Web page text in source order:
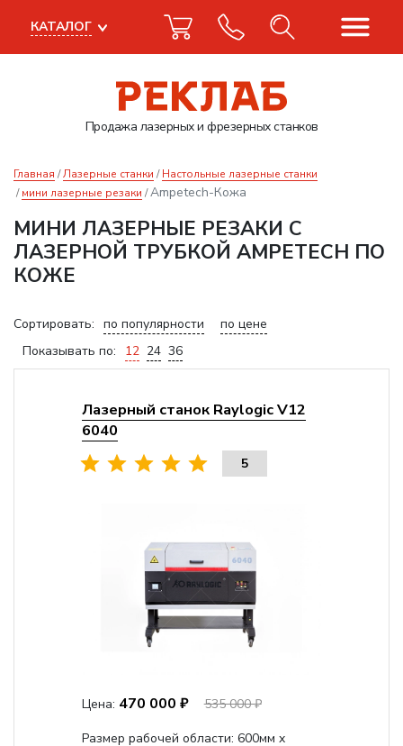
Продажа лазерныхи фрезерных станков
КАТАЛОГ
Главная Лазерные станки
Настольные лазерные станки
мини лазерные резаки
Ampetech-Кожа
МИНИ ЛАЗЕРНЫЕ РЕЗАКИ С
ЛАЗЕРНОЙ ТРУБКОЙ AMPETECH ПО
КОЖЕ
Сортировать: по популярности
по цене
Показывать по:
12 24 36
Лазерный станок Raylogic V12
6040
5
Цена: 470 000 ₽
535 000 ₽
Размер рабочей области: 600мм x